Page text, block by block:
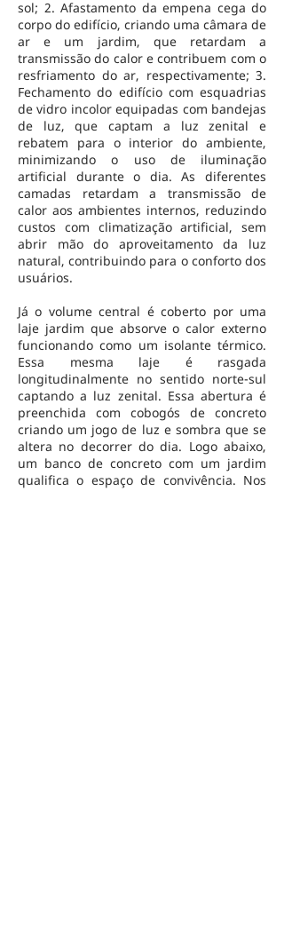
sol; 2. Afastamento da empena cega do
corpo do edifício, criando uma câmara de
ar e um jardim, que retardam a
transmissão do calor e contribuem com o
resfriamento do ar, respectivamente; 3.
Fechamento do edifício com esquadrias
de vidro incolor equipadas com bandejas
de luz, que captam a luz zenital e
rebatem para o interior do ambiente,
minimizando o uso de iluminação
artificial durante o dia. As diferentes
camadas retardam a transmissão de
calor aos ambientes internos, reduzindo
custos com climatização artificial, sem
abrir mão do aproveitamento da luz
natural, contribuindo para o conforto dos
usuários.
Já o volume central é coberto por uma
laje jardim que absorve o calor externo
funcionando como um isolante térmico.
Essa mesma laje é rasgada
longitudinalmente no sentido norte-sul
captando a luz zenital. Essa abertura é
preenchida com cobogós de concreto
criando um jogo de luz e sombra que se
altera no decorrer do dia. Logo abaixo,
um banco de concreto com um jardim
qualifica o espaço de convivência. Nos